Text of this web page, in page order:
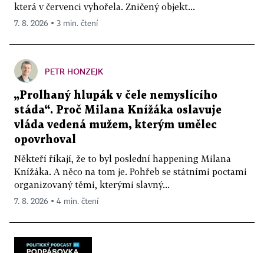
která v červenci vyhořela. Zničený objekt...
7. 8. 2026 ▪ 3 min. čtení
PETR HONZEJK
„Prolhaný hlupák v čele nemyslícího
stáda“. Proč Milana Knížáka oslavuje
vláda vedená mužem, kterým umělec
opovrhoval
Někteří říkají, že to byl poslední happening Milana
Knížáka. A něco na tom je. Pohřeb se státními poctami
organizovaný těmi, kterými slavný...
7. 8. 2026 ▪ 4 min. čtení